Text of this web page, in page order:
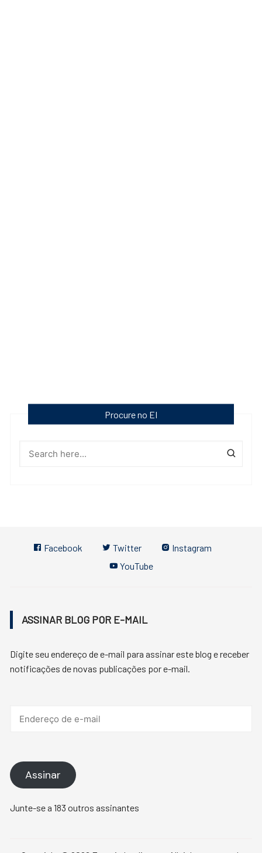
Procure no EI
Facebook Twitter
Instagram
YouTube
ASSINAR BLOG POR E-MAIL
Digite seu endereço de e-mail para assinar este blog e receber
notificações de novas publicações por e-mail.
Assinar
Junte-se a 183 outros assinantes